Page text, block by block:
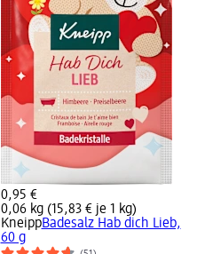
0,95 €
0,06 kg (15,83 € je 1 kg)
KneippBadesalz Hab dich Lieb,
60 g